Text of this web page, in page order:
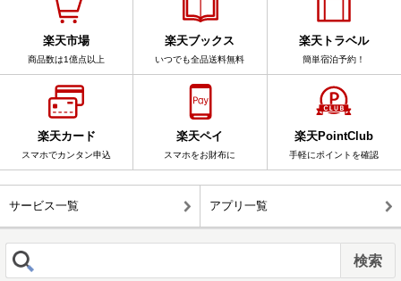
楽天市場
商品数は1億点以上
楽天ブックス
いつでも全品送料無料
楽天トラベル
簡単宿泊予約！
楽天カード
スマホでカンタン申込
楽天ペイ
スマホをお財布に
楽天PointClub
手軽にポイントを確認
サービス一覧 アプリ一覧